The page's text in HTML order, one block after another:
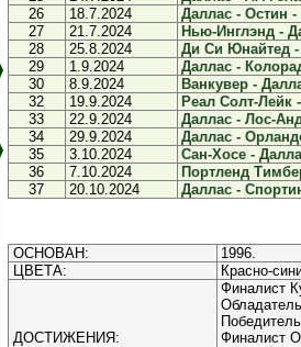
26
18.7.2024
Даллас - Остин -
27
21.7.2024
Нью-Инглэнд -
28
25.8.2024
Ди Си Юнайтед -
29
1.9.2024
Даллас -
30
8.9.2024
Ванкувер -
32
19.9.2024
Реал Солт-Лейк
33
22.9.2024
Даллас - Лос-
34
29.9.2024
Даллас -
35
3.10.2024
Сан-Хосе -
36
7.10.2024
Портленд
37
20.10.2024 Даллас -
ОСНОВАН:
1996.
ЦВЕТА:
Красно-
ДОСТИЖЕНИЯ:
Финалист
Финалист